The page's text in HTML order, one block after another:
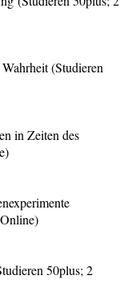
(Studieren
in Zeiten des
Online)
50plus; 2